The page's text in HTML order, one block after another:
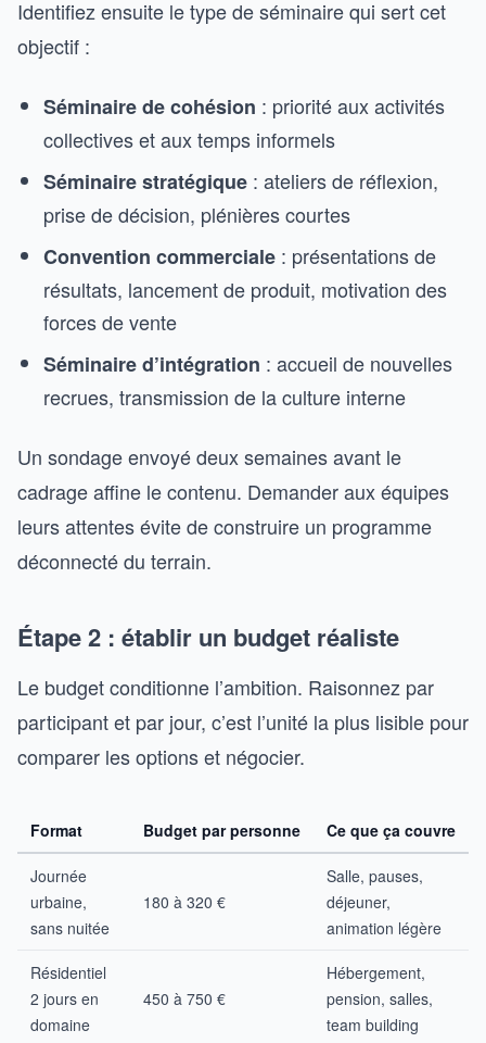
Identifiez ensuite le type de séminaire qui sert cet
objectif :
Séminaire de cohésion : priorité aux activités
collectives et aux temps informels
Séminaire stratégique : ateliers de réflexion,
prise de décision, plénières courtes
Convention commerciale : présentations de
résultats, lancement de produit, motivation des
forces de vente
Séminaire d’intégration : accueil de nouvelles
recrues, transmission de la culture interne
Un sondage envoyé deux semaines avant le
cadrage affine le contenu. Demander aux équipes
leurs attentes évite de construire un programme
déconnecté du terrain.
Étape 2 : établir un budget réaliste
Le budget conditionne l’ambition. Raisonnez par
participant et par jour, c’est l’unité la plus lisible pour
comparer les options et négocier.
Format Budget par personne Ce que ça couvre
Journée
urbaine,
sans nuitée
180 à 320 €
Salle, pauses,
déjeuner,
animation légère
Résidentiel
2 jours en
domaine
450 à 750 €
Hébergement,
pension, salles,
team building